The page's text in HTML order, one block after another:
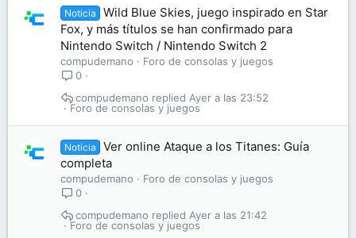
Noticia
Wild Blue Skies, juego inspirado en Star
Fox, y más títulos se han confirmado para
Nintendo Switch / Nintendo Switch 2
compudemano
Foro de consolas y juegos
0
Foro de consolas y juegos
Ayer a las 23:52
compudemano
Noticia
Ver online Ataque a los Titanes: Guía
completa
compudemano
Foro de consolas y juegos
0
Foro de consolas y juegos
Ayer a las 21:42
compudemano